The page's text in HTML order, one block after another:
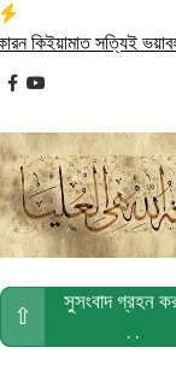
Skip
to
content
সত্যিই ভয়াবহ!
facebook
youtube
⇧
সুসংবাদ গ্রহন
. .